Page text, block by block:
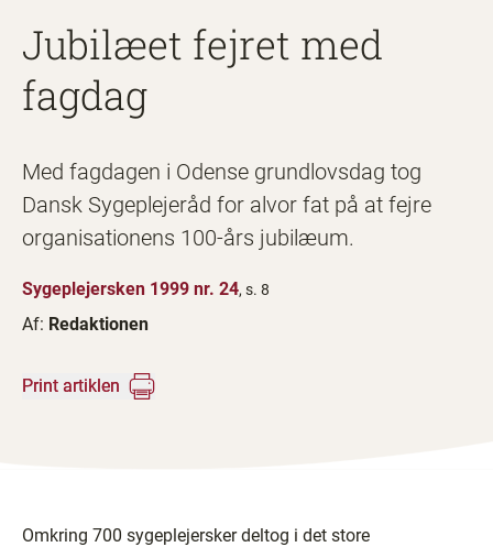
Jubilæet fejret med
fagdag
Med fagdagen i Odense grundlovsdag tog
Dansk Sygeplejeråd for alvor fat på at fejre
organisationens 100-års jubilæum.
Sygeplejersken 1999 nr. 24, s. 8
Af: Redaktionen
Print artiklen
Omkring 700 sygeplejersker deltog i det store